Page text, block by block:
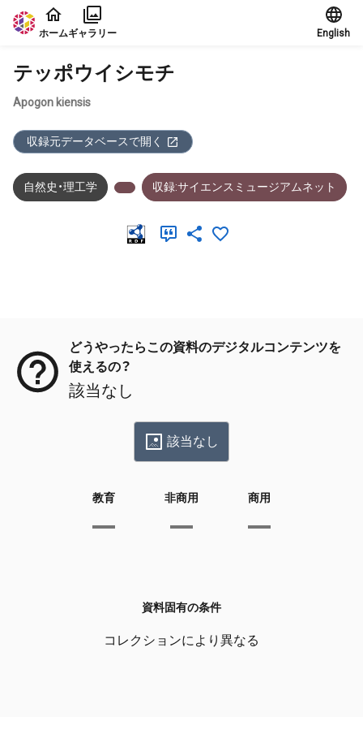
本文に飛ぶ
ホームギャラリー English
テッポウイシモチ
Apogon kiensis
収録元データベースで開く
自然史・理工学 収録:サイエンスミュージアムネット
どうやったらこの資料のデジタルコンテンツを
使えるの？
該当なし
該当なし
教育 非商用 商用
資料固有の条件
コレクションにより異なる